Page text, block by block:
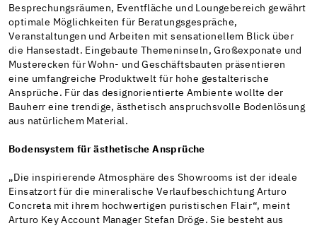
Besprechungsräumen, Eventfläche und Loungebereich gewährt
optimale Möglichkeiten für Beratungsgespräche,
Veranstaltungen und Arbeiten mit sensationellem Blick über
die Hansestadt. Eingebaute Themeninseln, Großexponate und
Musterecken für Wohn- und Geschäftsbauten präsentieren
eine umfangreiche Produktwelt für hohe gestalterische
Ansprüche. Für das designorientierte Ambiente wollte der
Bauherr eine trendige, ästhetisch anspruchsvolle Bodenlösung
aus natürlichem Material.
Bodensystem für ästhetische Ansprüche
„Die inspirierende Atmosphäre des Showrooms ist der ideale
Einsatzort für die mineralische Verlaufbeschichtung Arturo
Concreta mit ihrem hochwertigen puristischen Flair“, meint
Arturo Key Account Manager Stefan Dröge. Sie besteht aus